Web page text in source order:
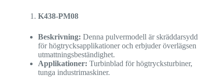
K438-PM08
Beskrivning: Denna pulvermodell är skräddarsydd
för högtrycksapplikationer och erbjuder överlägsen
utmattningsbeständighet.
Applikationer: Turbinblad för högtrycksturbiner,
tunga industrimaskiner.